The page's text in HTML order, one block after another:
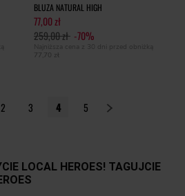
BLUZA NATURAL HIGH
77,00 zł
259,00 zł -70%
Najniższa cena z 30 dni przed obniżką
77,70 zł
2 3 4 5